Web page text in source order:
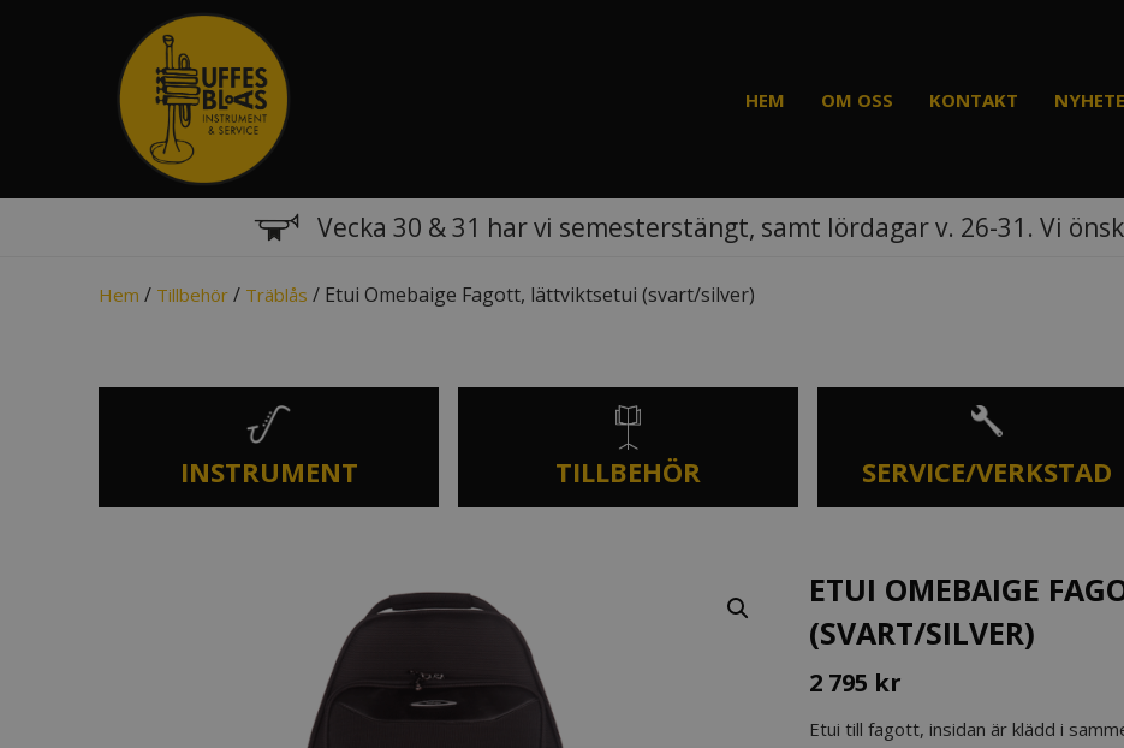
HEM OM OSS KONTAKT
Vecka 30 & 31 har vi semesterstängt, samt lördagar v. 26-31. Vi
Hem / Tillbehör / Träblås / Etui Omebaige Fagott, lättviktsetui (svart/silver)
INSTRUMENT TILLBEHÖR SERVICE/VERKSTAD
ETUI OMEBAIGE
(SVART/SILVER)
2 795 kr
Etui till fagott, insidan är klädd i